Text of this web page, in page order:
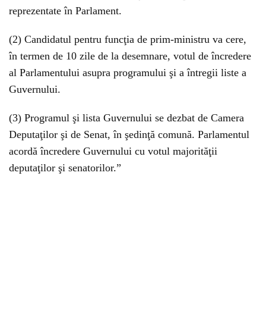
reprezentate în Parlament.
(2) Candidatul pentru funcţia de prim-ministru va cere,
în termen de 10 zile de la desemnare, votul de încredere
al Parlamentului asupra programului şi a întregii liste a
Guvernului.
(3) Programul şi lista Guvernului se dezbat de Camera
Deputaţilor şi de Senat, în şedinţă comună. Parlamentul
acordă încredere Guvernului cu votul majorităţii
deputaţilor şi senatorilor.”